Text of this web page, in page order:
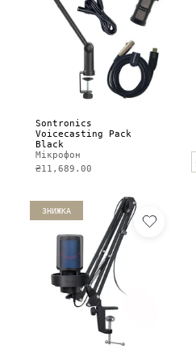
Sontronics
Voicecasting Pack
Black
Мікрофон
₴11,689.00
ЗНИЖКА